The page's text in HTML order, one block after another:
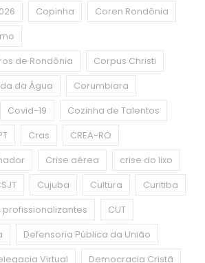
Copinha
Coren Rondônia
de Rondônia
Corpus Christi
da Água
Corumbiara
Covid-19
Cozinha de Talentos
Cras
CREA-RO
Crise aérea
crise do lixo
Cujuba Cultura
Curitiba
profissionalizantes
CUT
Defensoria Pública da União
Virtual
Democracia Cristã